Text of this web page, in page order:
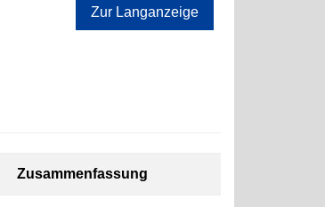
Zur Langanzeige
Zusammenfassung